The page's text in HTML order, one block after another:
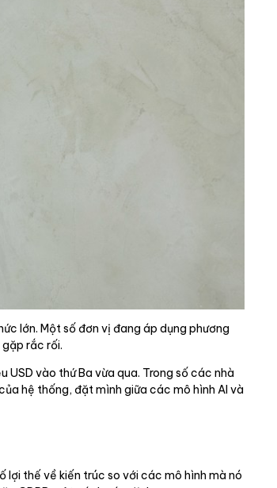
lớn. Một số đơn vị đang áp dụng phương
rắc rối.
vào thứ Ba vừa qua. Trong số các nhà
hệ thống, đặt mình giữa các mô hình AI và
lợi thế về kiến trúc so với các mô hình mà nó